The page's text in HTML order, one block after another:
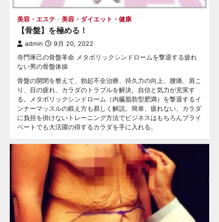
美容・エステ 美容・ダイエット・健康
【骨盤】を極める！
admin 9月 20, 2022
寺門琢己の骨盤革命 メタボリックシンドロームを撃退する疲れ
ない男の骨盤体操
骨盤の開閉を整えて、勃起不全治療、持久力の向上、腰痛、肩こ
り、目の疲れ、カラダのトラブルを解決。自信と気力が充実す
る。メタボリックシンドローム（内臓脂肪型肥満）を撃退するイ
ンナーマッスルの鍛え方も易しく解説。簡単、疲れない、カラダ
に負担を掛けないトレーニング方法でビジネスはもちろんプライ
ベートでも大活躍の得するカラダを手に入れる。